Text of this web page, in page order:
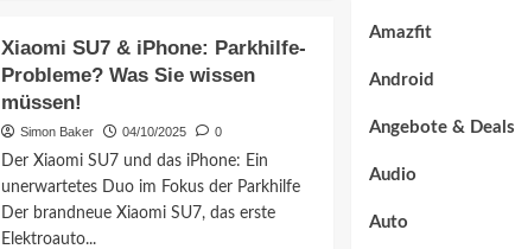
SU7
Unfall:
Was
bedeutet
das
Xiaomi SU7 & iPhone: Parkhilfe-
Probleme? Was Sie wissen
müssen!
Simon Baker 04/10/2025 0
Der Xiaomi SU7 und das iPhone: Ein
unerwartetes Duo im Fokus der Parkhilfe
Der brandneue Xiaomi SU7, das erste
Elektroauto...
Amazfit
Android
Angebote & Deals
Audio
Auto